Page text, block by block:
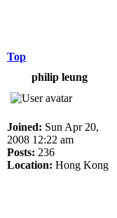
Top
philip leung
Joined: Sun Apr 20,
2008 12:22 am
Posts: 236
Location: Hong Kong